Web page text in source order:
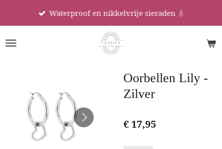
de
Waterproof en nikkelvrije sieraden 💧
Oorbellen Lily -
Zilver
€ 17,95